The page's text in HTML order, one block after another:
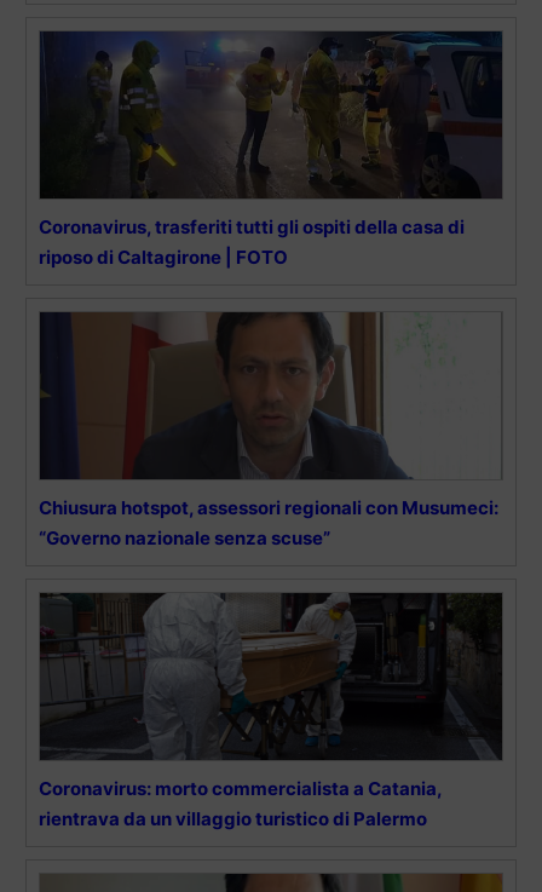
Coronavirus, trasferiti tutti gli ospiti della casa di
riposo di Caltagirone | FOTO
Chiusura hotspot, assessori regionali con Musumeci:
“Governo nazionale senza scuse”
Coronavirus: morto commercialista a Catania,
rientrava da un villaggio turistico di Palermo